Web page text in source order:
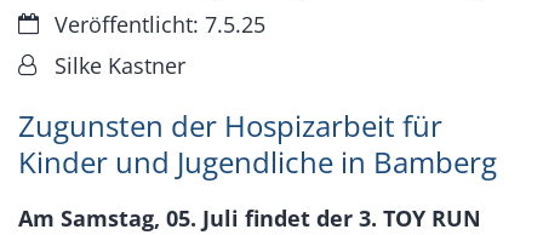
Datum:Veröffentlicht: 7.5.25
Von:Silke Kastner
Zugunsten der Hospizarbeit für
Kinder und Jugendliche in Bamberg
Am Samstag, 05. Juli findet der 3. TOY RUN